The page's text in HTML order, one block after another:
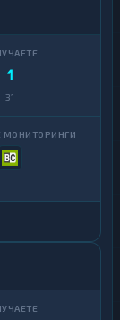
1
31